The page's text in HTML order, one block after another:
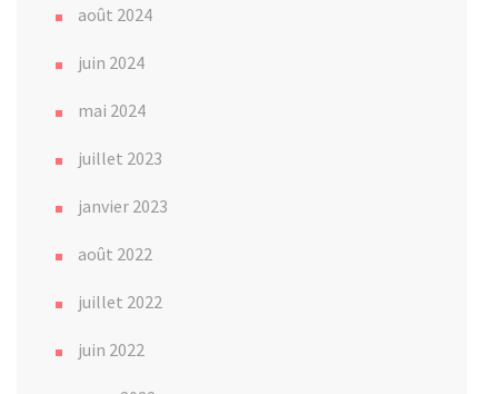
août 2024
juin 2024
mai 2024
juillet 2023
janvier 2023
août 2022
juillet 2022
juin 2022